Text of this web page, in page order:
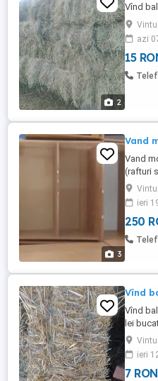
2
Vînd
azi
15
3
Vand
Vand
(rafturi
lei
ieri
250
Vînd
Vînd
lei
ieri
7 RON